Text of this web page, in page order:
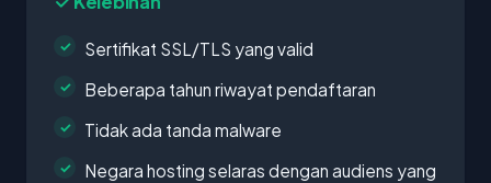
Sertifikat SSL/TLS yang valid
Beberapa tahun riwayat pendaftaran
Tidak ada tanda malware
Negara hosting selaras dengan audiens yang